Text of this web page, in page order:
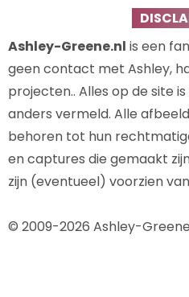
Ashley-Greene.nl is een
geen contact met Ashley,
projecten.. Alles op de site
anders vermeld. Alle
behoren tot hun
en captures die gemaakt
zijn (eventueel) voorzien
© 2009-2026 Ashley-